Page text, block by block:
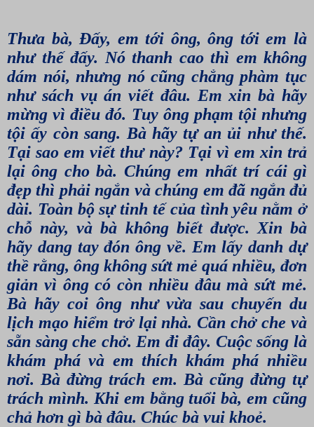
Thưa bà, Ðấy, em tới ông, ông tới em là
như thế đấy. Nó thanh cao thì em không
dám nói, nhưng nó cũng chẳng phàm tục
như sách vụ án viết đâu. Em xin bà hãy
mừng vì điều đó. Tuy ông phạm tội nhưng
tội ấy còn sang. Bà hãy tự an ủi như thế.
Tại sao em viết thư này? Tại vì em xin trả
lại ông cho bà. Chúng em nhất trí cái gì
đẹp thì phải ngắn và chúng em đã ngắn đủ
dài. Toàn bộ sự tinh tế của tình yêu nằm ở
chỗ này, và bà không biết được. Xin bà
hãy dang tay đón ông về. Em lấy danh dự
thề rằng, ông không sứt mẻ quá nhiều, đơn
giản vì ông có còn nhiều đâu mà sứt mẻ.
Bà hãy coi ông như vừa sau chuyến du
lịch mạo hiểm trở lại nhà. Cần chở che và
sẵn sàng che chở. Em đi đây. Cuộc sống là
khám phá và em thích khám phá nhiều
nơi. Bà đừng trách em. Bà cũng đừng tự
trách mình. Khi em bằng tuổi bà, em cũng
chả hơn gì bà đâu. Chúc bà vui khoẻ.